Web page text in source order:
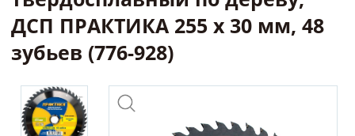
ДСП ПРАКТИКА 255 х 30 мм, 48
зубьев (776-928)